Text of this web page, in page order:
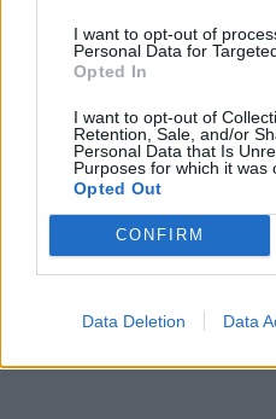
I want to opt-out of
Personal Data for
Opted In
I want to opt-out of
Retention, Sale, and/or
Personal Data that Is
Purposes for which it was
Opted Out
CONFIRM
Data Deletion Data